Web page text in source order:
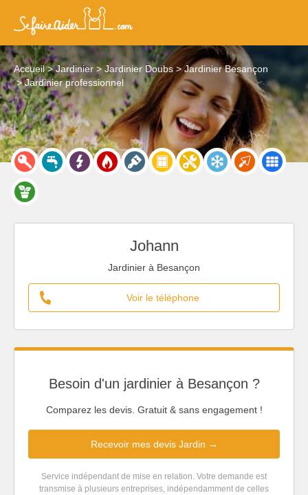
Accueil Jardinier Jardinier Doubs
Jardinier Besançon
Jardinier professionnel
Johann
Jardinier à Besançon
Voir le téléphone
Besoin d'un jardinier à Besançon ?
Comparez les devis. Gratuit & sans engagement !
Recevoir mes devis Jardin →
Service indépendant de mise en relation. Votre demande est
transmise à plusieurs entreprises, indépendamment de celles